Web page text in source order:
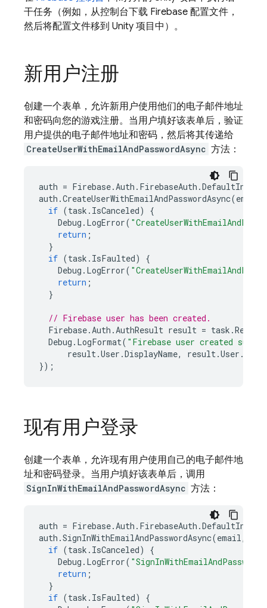
干任务（例如，从控制台下载 Firebase 配置文件，
然后将配置文件移到 Unity 项目中）。
新用户注册
创建一个表单，允许新用户使用他们的电子邮件地址
和密码向您的游戏注册。当用户填好该表单后，验证
用户提供的电子邮件地址和密码，然后将其传递给
CreateUserWithEmailAndPasswordAsync 方法：
auth = Firebase.Auth . FirebaseAuth .
auth .CreateUserWithEmailAndPasswordAsync(email
if (task . IsCanceled)
{
Debug . LogError(
return ;
}
if (task . IsFaulted)
{
Debug . LogError(
return ;
}
// Firebase user has been created.
Firebase.Auth .AuthResult result = task .Result
Debug . LogFormat( "Firebase user created
result.User .DisplayName, result.User .
});
现有用户登录
创建一个表单，允许现有用户使用自己的电子邮件地
址和密码登录。当用户填好该表单后，调用
SignInWithEmailAndPasswordAsync 方法：
auth = Firebase.Auth . FirebaseAuth .
auth .SignInWithEmailAndPasswordAsync(email,
if (task . IsCanceled)
{
Debug . LogError(
return ;
}
if (task . IsFaulted)
{